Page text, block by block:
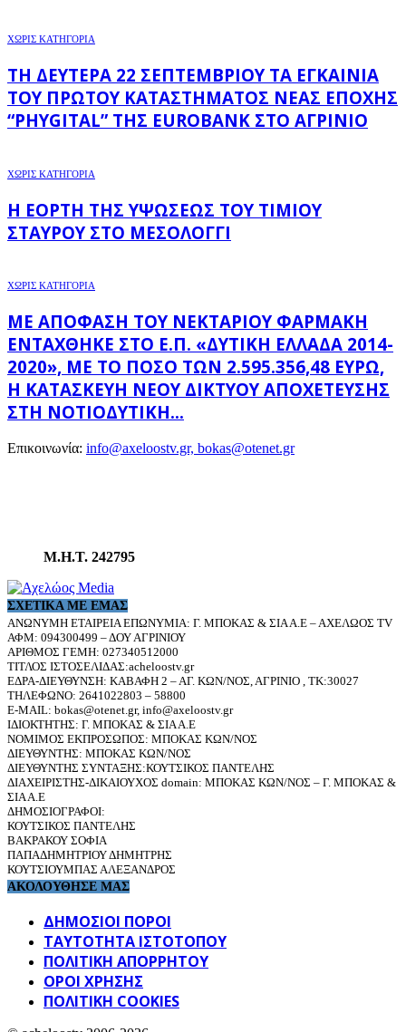
ΧΩΡΊΣ ΚΑΤΗΓΟΡΊΑ
ΤΗ ΔΕΥΤΈΡΑ 22 ΣΕΠΤΕΜΒΡΊΟΥ ΤΑ ΕΓΚΑΊΝΙΑ
ΤΟΥ ΠΡΏΤΟΥ ΚΑΤΑΣΤΉΜΑΤΟΣ ΝΈΑΣ ΕΠΟΧΉΣ
“PHYGITAL” ΤΗΣ EUROBANK ΣΤΟ ΑΓΡΊΝΙΟ
ΧΩΡΊΣ ΚΑΤΗΓΟΡΊΑ
Η ΕΟΡΤΉ ΤΗΣ ΥΨΏΣΕΩΣ ΤΟΥ ΤΙΜΊΟΥ
ΣΤΑΥΡΟΎ ΣΤΟ ΜΕΣΟΛΌΓΓΙ
ΧΩΡΊΣ ΚΑΤΗΓΟΡΊΑ
ΜΕ ΑΠΌΦΑΣΗ ΤΟΥ ΝΕΚΤΆΡΙΟΥ ΦΑΡΜΆΚΗ
ΕΝΤΆΧΘΗΚΕ ΣΤΟ Ε.Π. «ΔΥΤΙΚΉ ΕΛΛΆΔΑ 2014-
2020», ΜΕ ΤΟ ΠΟΣΌ ΤΩΝ 2.595.356,48 ΕΥΡΏ,
Η ΚΑΤΑΣΚΕΥΉ ΝΈΟΥ ΔΙΚΤΎΟΥ ΑΠΟΧΈΤΕΥΣΗΣ
ΣΤΗ ΝΟΤΙΟΔΥΤΙΚΉ...
Επικοινωνία: info@axeloostv.gr, bokas@otenet.gr
Μ.Η.Τ. 242795
ΣΧΕΤΙΚΆ ΜΕ ΕΜΆΣ
ΑΝΩΝΥΜΗ ΕΤΑΙΡΕΙΑ ΕΠΩΝΥΜΙΑ: Γ. ΜΠΟΚΑΣ & ΣΙΑ Α.Ε – ΑΧΕΛΩΟΣ TV
ΑΦΜ: 094300499 – ΔΟΥ ΑΓΡΙΝΙΟΥ
ΑΡΙΘΜΟΣ ΓΕΜΗ: 027340512000
ΤΙΤΛΟΣ ΙΣΤΟΣΕΛΙΔΑΣ:acheloostv.gr
ΕΔΡΑ-ΔΙΕΥΘΥΝΣΗ: ΚΑΒΑΦΗ 2 – ΑΓ. ΚΩΝ/ΝΟΣ, ΑΓΡΙΝΙΟ , ΤΚ:30027
ΤΗΛΕΦΩΝΟ: 2641022803 – 58800
E-MAIL: bokas@otenet.gr, info@axeloostv.gr
ΙΔΙΟΚΤΗΤΗΣ: Γ. ΜΠΟΚΑΣ & ΣΙΑ Α.Ε
ΝΟΜΙΜΟΣ ΕΚΠΡΟΣΩΠΟΣ: ΜΠΟΚΑΣ ΚΩΝ/ΝΟΣ
ΔΙΕΥΘΥΝΤΗΣ: ΜΠΟΚΑΣ ΚΩΝ/ΝΟΣ
ΔΙΕΥΘΥΝΤΗΣ ΣΥΝΤΑΞΗΣ:ΚΟΥΤΣΙΚΟΣ ΠΑΝΤΕΛΗΣ
ΔΙΑΧΕΙΡΙΣΤΗΣ-ΔΙΚΑΙΟΥΧΟΣ domain: ΜΠΟΚΑΣ ΚΩΝ/ΝΟΣ – Γ. ΜΠΟΚΑΣ &
ΣΙΑ Α.Ε
ΔΗΜΟΣΙΟΓΡΑΦΟΙ:
ΚΟΥΤΣΙΚΟΣ ΠΑΝΤΕΛΗΣ
ΒΑΚΡΑΚΟΥ ΣΟΦΙΑ
ΠΑΠΑΔΗΜΗΤΡΙΟΥ ΔΗΜΗΤΡΗΣ
ΚΟΥΤΣΙΟΥΜΠΑΣ ΑΛΕΞΑΝΔΡΟΣ
ΑΚΟΛΟΥΘΗΣΕ ΜΑΣ
ΔΗΜΟΣΙΟΙ ΠΟΡΟΙ
ΤΑΥΤΌΤΗΤΑ ΙΣΤΌΤΟΠΟΥ
ΠΟΛΙΤΙΚΉ ΑΠΟΡΡΉΤΟΥ
ΌΡΟΙ ΧΡΉΣΗΣ
ΠΟΛΙΤΙΚΗ COOKIES